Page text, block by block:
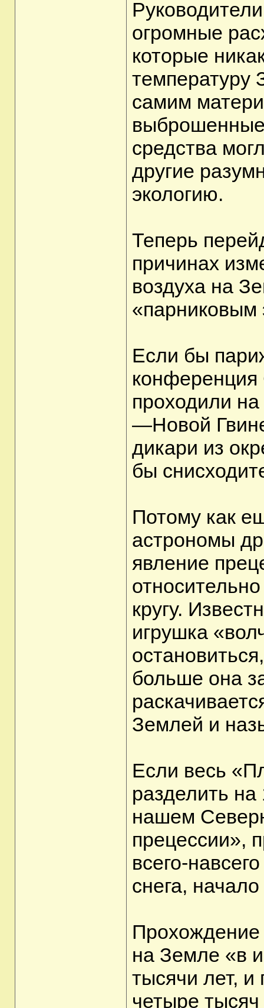
огромные
которые
температуру
самим
средства
другие
экологию.
Теперь
причинах
воздуха на
Если бы
проходили
—Новой
дикари из
бы
Потому как
астрономы
явление
кругу.
игрушка
больше она
Землей и
Если весь
разделить
нашем
прецессии»,
всего-
снега,
на Земле «в
тысячи лет,
четыре тысяч